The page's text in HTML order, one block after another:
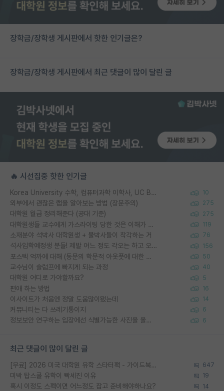
장학금/장학생 게시판에서 핫한 인기글은?
장학금/장학생 게시판에서 최근 댓글이 많이 달린 글
🔥 시선집중 핫한 인기글
Korea University 수학, 컴퓨터과학 이학사, UC Berkeley 산업공학 대학원 공학박사가 되는 것은 쉽지 않겠죠? 10
외부에서 괜찮은 랩을 알아보는 방법 (장문주의) 275
대학원 월급 정리해준다 (공대 기준) 275
대학원생들 교수에게 가스라이팅 당한 것은 이해가 갑니다. 안타깝네요. 119
소재분야 석박사 대학원생 + 물박사들이 착각하는 거 76
석사입학예정생 분들! 제발 어느 정도 각오는 하고 오세요. 156
포스텍 억까에 대해 (동문의 학문적 아웃풋에 대한 반박) 50
교수님이 슬럼프에 빠지게 되는 과정 40
대학원 어디로 가야할까요? 5
편애 하는 방법 16
이사이트가 처음엔 정말 도움많이됐는데 14
커뮤니티는 다 쓰레기통이지 6
정보보안 연구하는 입장에선 식별가능한 사진을 올리는건 비추이긴함 6
최근 댓글이 많이 달린 글
[무료] 2026 미국 대학원 유학 스타터팩 - 가이드북 & 합격자 컨택메일 템플릿 647
미박 탑스쿨 유학이 빡세진 이유 19
혹시 이정도 스펙이면 어느정도 잡고 준비해야하나요? 14